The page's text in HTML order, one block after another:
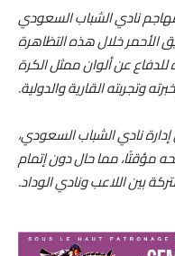
نادي الشباب السعودي
الأحمر خلال هذه التظاهرة
للدفاع عن ألوان ممثل الكرة
وتجربته القارية والدولية.
نادي الشباب السعودي،
مؤقتًا، مما حال دون إتمام
بين اللاعب ونادي الوداد.